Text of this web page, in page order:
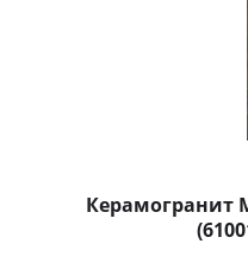
Керамогранит